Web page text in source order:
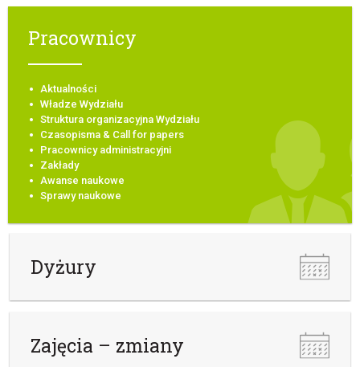
Pracownicy
Aktualności
Władze Wydziału
Struktura organizacyjna Wydziału
Czasopisma & Call for papers
Pracownicy administracyjni
Zakłady
Awanse naukowe
Sprawy naukowe
Dyżury
Zajęcia – zmiany